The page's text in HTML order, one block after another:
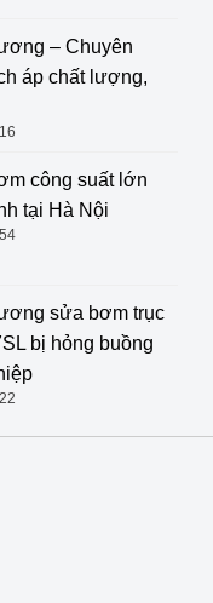
– Chuyên
áp chất lượng,
công suất lớn
tại Hà Nội
sửa bơm trục
bị hỏng buồng